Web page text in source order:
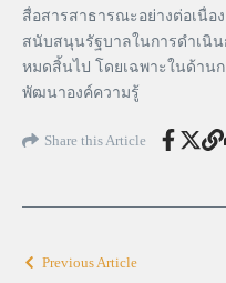
สื่อสารสาธารณะอย่างต่อเนื่อ
สนับสนุนรัฐบาลในการดำเนิ
หมดสิ้นไป โดยเฉพาะในด้าน
พัฒนาองค์ความรู้
Share this Article
Previous Article